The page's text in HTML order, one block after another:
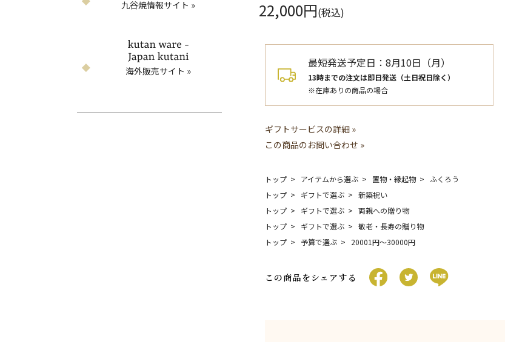
九谷焼情報サイト »
海外販売サイト »
22,000円(税込)
最短発送予定日： 8月10日（月）
13時までの注文は即日発送（土日祝日除く）
※在庫ありの商品の場合
ギフトサービスの詳細 »
この商品のお問い合わせ »
トップ アイテムから選ぶ 置物・縁起物
ふくろう
トップ
ギフトで選ぶ
新築祝い
トップ
ギフトで選ぶ
両親への贈り物
トップ
ギフトで選ぶ
敬老・長寿の贈り物
トップ
予算で選ぶ 20001円〜30000円
この商品をシェアする